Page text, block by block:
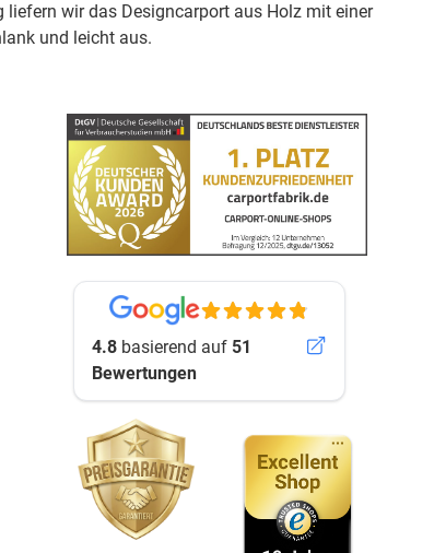
wir das Designcarport aus Holz mit einer
und leicht aus.
4.8basierend auf 51
Bewertungen